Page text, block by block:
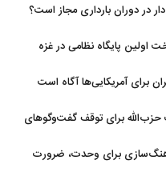
در دوران بارداری مجاز است؟
پایگاه نظامی در غزه
برای آمریکایی‌ها آگاه است
حزب‌الله برای توقف گفت‌وگوهای
برای وحدت، ضرورت